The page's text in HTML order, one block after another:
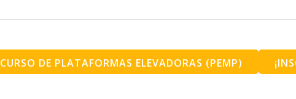
CURSO DE PLATAFORMAS ELEVADORAS (PEMP)